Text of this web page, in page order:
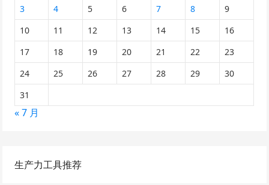
3
4 5 6 7 8
9
10
11 12 13 14 15
16
17
18 19 20 21 22
23
24
25 26 27 28 29
30
31
« 7 月
生产力工具推荐